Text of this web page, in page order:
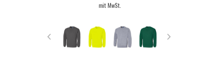
mit MwSt.